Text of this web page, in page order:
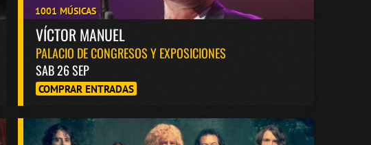
1001 MÚSICAS
VÍCTOR MANUEL
PALACIO DE CONGRESOS Y EXPOSICIONES
SAB 26 SEP
COMPRAR ENTRADAS